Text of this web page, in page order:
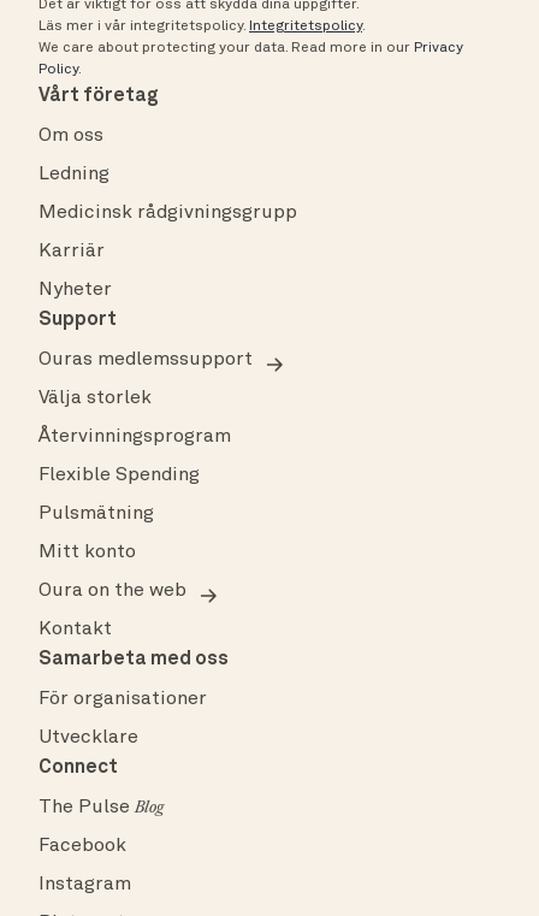
Det är viktigt för oss att skydda dina uppgifter.
Läs mer i vår integritetspolicy. Integritetspolicy.
We care about protecting your data. Read more in our Privacy
Policy.
Vårt företag
Om oss
Ledning
Medicinsk rådgivningsgrupp
Karriär
Nyheter
Support
Ouras medlemssupport
Välja storlek
Återvinningsprogram
Flexible Spending
Pulsmätning
Mitt konto
Oura on the web
Kontakt
Samarbeta med oss
För organisationer
Utvecklare
Connect
The PulseBlog
Facebook
Instagram